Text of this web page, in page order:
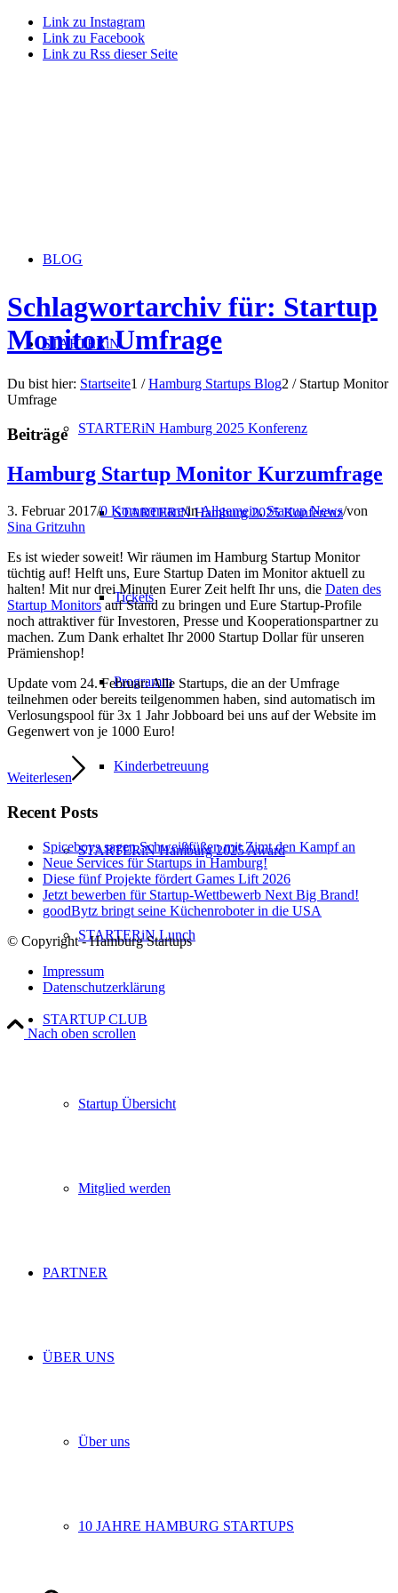
Link zu Instagram
Link zu Facebook
Link zu Rss dieser Seite
BLOG
STARTERiN
STARTERiN Hamburg 2025 Konferenz
STARTERiN Hamburg 2025 Konferenz
Tickets
Programm
Kinderbetreuung
STARTERiN Hamburg 2025 Award
STARTERiN Lunch
STARTUP CLUB
Startup Übersicht
Mitglied werden
PARTNER
ÜBER UNS
Über uns
10 JAHRE HAMBURG STARTUPS
Schlagwortarchiv für: Startup
Monitor Umfrage
Du bist hier: Startseite1 / Hamburg Startups Blog2 / Startup Monitor
Umfrage
Beiträge
Hamburg Startup Monitor Kurzumfrage
3. Februar 2017/0 Kommentare/inAllgemein,Startup News/von
Sina Gritzuhn
Es ist wieder soweit! Wir räumen im Hamburg Startup Monitor
tüchtig auf! Helft uns, Eure Startup Daten im Monitor aktuell zu
halten! Mit nur drei Minuten Eurer Zeit helft Ihr uns, die Daten des
Startup Monitorsauf Stand zu bringen und Eure Startup-Profile
noch attraktiver für Investoren, Presse und Kooperationspartner zu
machen. Zum Dank erhaltet Ihr 2000 Startup Dollar für unseren
Prämienshop!
Update vom 24. Februar: Alle Startups, die an der Umfrage
teilnehmen oder bereits teilgenommen haben, sind automatisch im
Verlosungspool für 3x 1 Jahr Jobboard bei uns auf der Website im
Gegenwert von je 1000 Euro!
Weiterlesen
Recent Posts
Spiceboys sagen Schweißfüßen mit Zimt den Kampf an
Neue Services für Startups in Hamburg!
Diese fünf Projekte fördert Games Lift 2026
Jetzt bewerben für Startup-Wettbewerb Next Big Brand!
goodBytz bringt seine Küchenroboter in die USA
© Copyright - Hamburg Startups
Impressum
Datenschutzerklärung
Nach oben scrollen